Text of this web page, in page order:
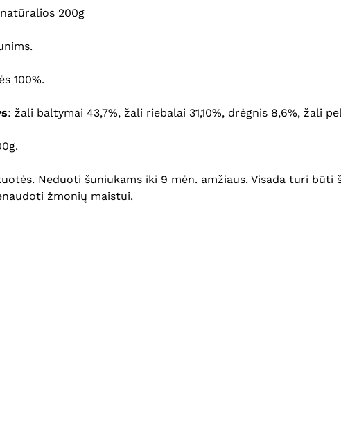
200g
100%.
: žali baltymai 43,7%, žali riebalai 31,10%, drėgnis 8,6%, žali
Neduoti šuniukams iki 9 mėn. amžiaus. Visada turi būti
žmonių maistui.